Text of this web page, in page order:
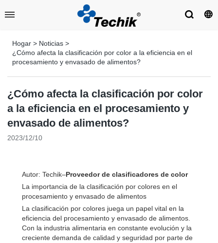
Hogar > Noticias >
¿Cómo afecta la clasificación por color a la eficiencia en el
procesamiento y envasado de alimentos?
¿Cómo afecta la clasificación por color
a la eficiencia en el procesamiento y
envasado de alimentos?
2023/12/10
Autor: Techik–Proveedor de clasificadores de color
La importancia de la clasificación por colores en el
procesamiento y envasado de alimentos
La clasificación por colores juega un papel vital en la
eficiencia del procesamiento y envasado de alimentos.
Con la industria alimentaria en constante evolución y la
creciente demanda de calidad y seguridad por parte de